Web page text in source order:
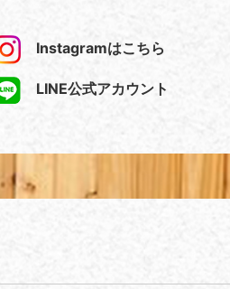
Instagramはこちら
LINE公式アカウント